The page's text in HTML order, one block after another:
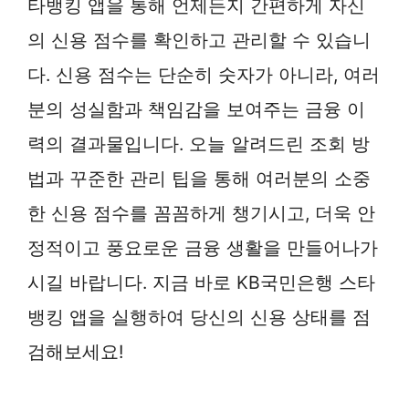
타뱅킹 앱을 통해 언제든지 간편하게 자신
의 신용 점수를 확인하고 관리할 수 있습니
다. 신용 점수는 단순히 숫자가 아니라, 여러
분의 성실함과 책임감을 보여주는 금융 이
력의 결과물입니다. 오늘 알려드린 조회 방
법과 꾸준한 관리 팁을 통해 여러분의 소중
한 신용 점수를 꼼꼼하게 챙기시고, 더욱 안
정적이고 풍요로운 금융 생활을 만들어나가
시길 바랍니다. 지금 바로 KB국민은행 스타
뱅킹 앱을 실행하여 당신의 신용 상태를 점
검해보세요!